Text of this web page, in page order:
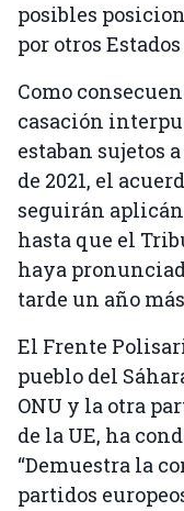
posibles
por otros
Como
casación
estaban sujetos
de 2021, el
seguirán
hasta que el
haya
tarde un año
El Frente
pueblo del
ONU y la otra
de la UE, ha
“Demuestra la
partidos